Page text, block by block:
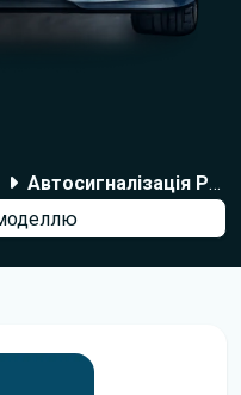
Автосигналізація Pandora